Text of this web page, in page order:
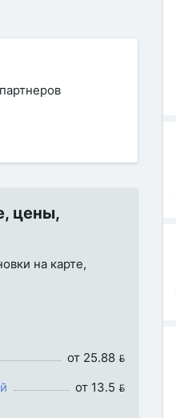
цены,
на карте,
от 25.88 
от 13.5 